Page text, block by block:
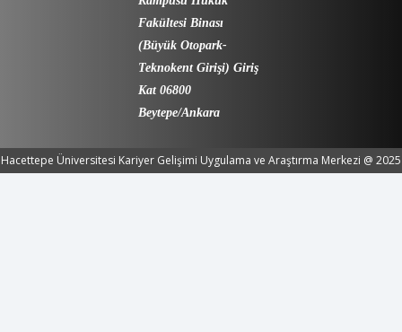
Fakültesi Binası
(Büyük Otopark-
Teknokent Girişi) Giriş
Kat 06800
Beytepe/Ankara
Hacettepe Üniversitesi Kariyer Gelişimi Uygulama ve Araştırma Merkezi @ 2025